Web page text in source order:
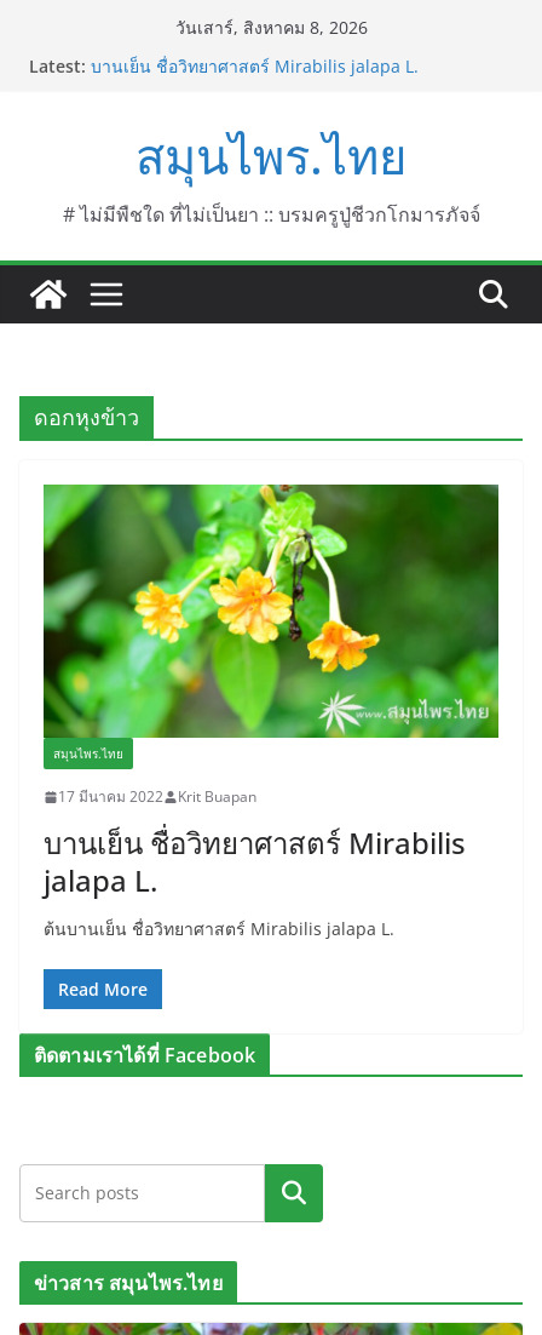
วันเสาร์, สิงหาคม 8, 2026
Latest: บานเย็น ชื่อวิทยาศาสตร์ Mirabilis jalapa L.
บานไม่รู้โรยไฟเออร์เวิร์ค ชื่อวิทยาศาสตร์ Gomphrena
pulchella L. (Firework)
บานไม่รู้โรยป่า ชื่อวิทยาศาสตร์ Gomphrena
celosioides Mart.
สมุนไพร.ไทย
# ไม่มีพืชใด ที่ไม่เป็นยา :: บรมครูปู่ชีวกโกมารภัจจ์
ดอกหุงข้าว
สมุนไพร.ไทย
17 มีนาคม 2022 Krit Buapan
บานเย็น ชื่อวิทยาศาสตร์ Mirabilis
jalapa L.
ต้นบานเย็น ชื่อวิทยาศาสตร์ Mirabilis jalapa L.
Read More
ติดตามเราได้ที่ Facebook
ค้นหา
ข่าวสาร สมุนไพร.ไทย